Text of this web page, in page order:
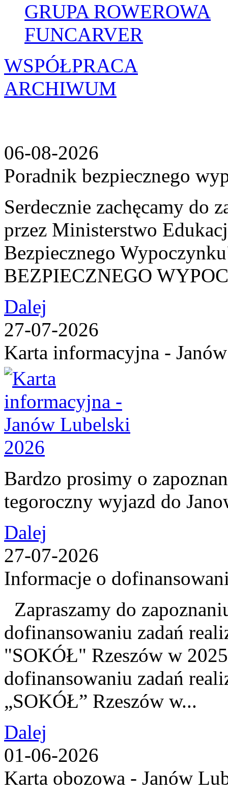
GRUPA ROWEROWA
FUNCARVER
WSPÓŁPRACA
ARCHIWUM
06-08-2026
Poradnik bezpiecznego
Serdecznie zachęcamy do
przez Ministerstwo
Bezpiecznego
BEZPIECZNEGO
Dalej
27-07-2026
Karta informacyjna -
Bardzo prosimy o
tegoroczny wyjazd do
Dalej
27-07-2026
Informacje o
Zapraszamy do
dofinansowaniu zadań
"SOKÓŁ" Rzeszów w
dofinansowaniu zadań
„SOKÓŁ” Rzeszów w...
Dalej
01-06-2026
Karta obozowa - Janów